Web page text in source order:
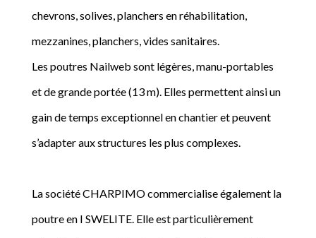
chevrons, solives, planchers en réhabilitation,
mezzanines, planchers, vides sanitaires.
Les poutres Nailweb sont légères, manu-portables
et de grande portée (13 m). Elles permettent ainsi un
gain de temps exceptionnel en chantier et peuvent
s’adapter aux structures les plus complexes.
La société CHARPIMO commercialise également la
poutre en I SWELITE. Elle est particulièrement